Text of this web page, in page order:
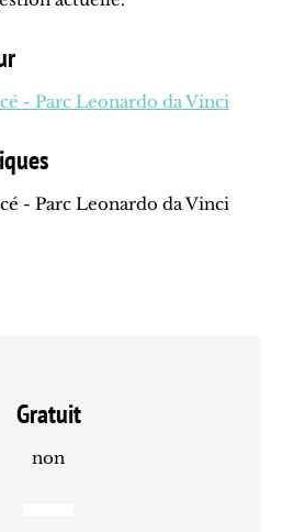
- Parc Leonardo da Vinci
- Parc Leonardo da Vinci
Gratuit
non